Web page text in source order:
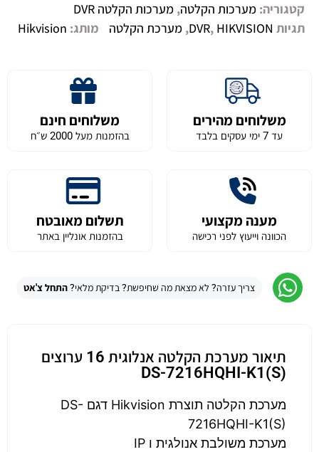
קטגוריה: מערכות הקלטה, מערכות הקלטה DVR
תגיות
DVR, HIKVISION
, מערכת הקלטה מותג: Hikvision
משלוחים מהירים
עד 7 ימי עסקים בלבד
משלוחים חינם
בהזמנות מעל 2000 ש״ח
מענה מקצועי
הכוונה וייעוץ לפני רכישה
תשלום מאובטח
בהזמנות אונליין באתר
צריך עזרה? לא מצאת מה שחיפשת? בדיקת מלאי?התחל צ'אט
תיאור מערכת הקלטה אנלוגית 16 ערוצים
DS-7216HQHI-K1(S)
מערכת הקלטה תוצרת Hikvision דגם DS-
7216HQHI-K1(S)
מערכת משולבת אנולגית ו IP